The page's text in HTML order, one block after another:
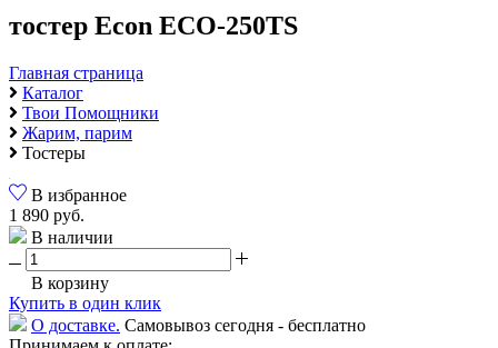
тостер Econ ECO-250TS
Главная страница
Каталог
Твои Помощники
Жарим, парим
Тостеры
В избранное
1 890 руб.
В наличии
В корзину
Купить в один клик
О доставке. Самовывоз сегодня - бесплатно